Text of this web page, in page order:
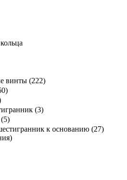
винты (222)
)
(3)
5)
к основанию (27)